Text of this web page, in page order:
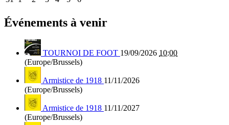
Événements à venir
TOURNOI DE FOOT 19/09/2026 10:00
(Europe/Brussels)
Armistice de 1918 11/11/2026
(Europe/Brussels)
Armistice de 1918 11/11/2027
(Europe/Brussels)